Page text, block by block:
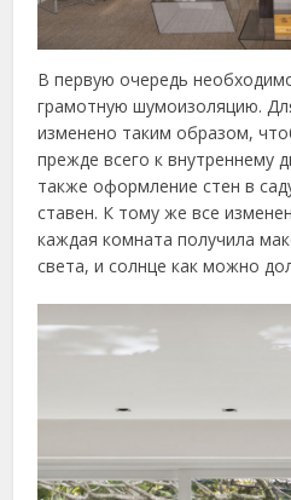
В первую очередь
грамотную шумоизоляцию.
изменено таким образом,
прежде всего к внутреннему
также оформление стен в
ставен. К тому же все
каждая комната получила
света, и солнце как можно